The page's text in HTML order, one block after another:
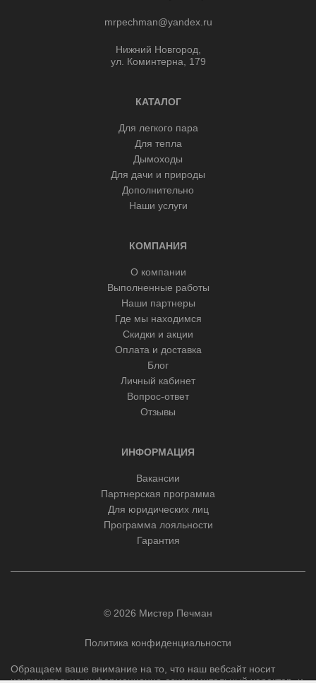
mrpechman@yandex.ru
Нижний Новгород,
ул. Коминтерна, 179
КАТАЛОГ
Для легкого пара
Для тепла
Дымоходы
Для дачи и природы
Дополнительно
Наши услуги
КОМПАНИЯ
О компании
Выполненные работы
Наши партнеры
Где мы находимся
Скидки и акции
Оплата и доставка
Блог
Личный кабинет
Вопрос-ответ
Отзывы
ИНФОРМАЦИЯ
Вакансии
Партнерская программа
Для юридических лиц
Программа лояльности
Гарантия
© 2026 Мистер Печман
Политика конфиденциальности
Обращаем ваше внимание на то, что наш вебсайт носит